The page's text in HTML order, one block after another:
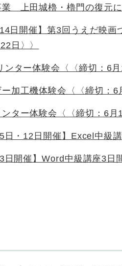
業 上田城櫓・櫓門の復元
日開催】第3回うえだ映
日〉〉
ンター体験会〈〈締切：6月
加工機体験会〈〈締切：6
ター体験会〈〈締切：6月
日・12日開催】Excel中級
日開催】Word中級講座3日